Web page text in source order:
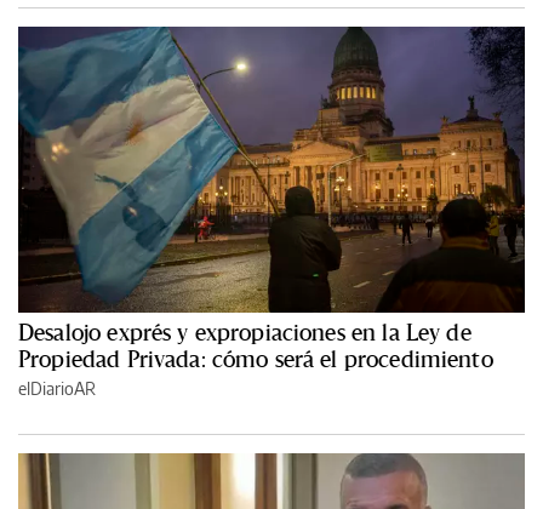
Desalojo exprés y expropiaciones en la Ley de
Propiedad Privada: cómo será el procedimiento
elDiarioAR